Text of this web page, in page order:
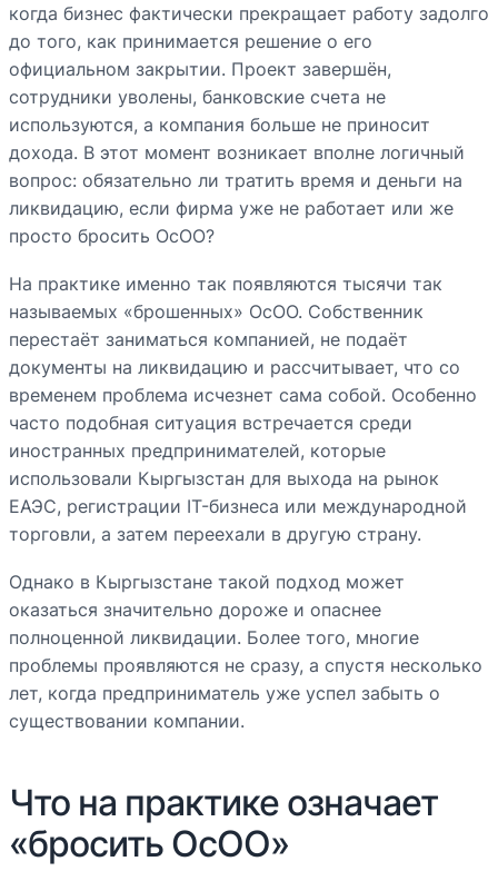
когда бизнес фактически прекращает работу задолго
до того, как принимается решение о его
официальном закрытии. Проект завершён,
сотрудники уволены, банковские счета не
используются, а компания больше не приносит
дохода. В этот момент возникает вполне логичный
вопрос: обязательно ли тратить время и деньги на
ликвидацию, если фирма уже не работает или же
просто бросить ОсОО?
На практике именно так появляются тысячи так
называемых «брошенных» ОсОО. Собственник
перестаёт заниматься компанией, не подаёт
документы на ликвидацию и рассчитывает, что со
временем проблема исчезнет сама собой. Особенно
часто подобная ситуация встречается среди
иностранных предпринимателей, которые
использовали Кыргызстан для выхода на рынок
ЕАЭС, регистрации IT-бизнеса или международной
торговли, а затем переехали в другую страну.
Однако в Кыргызстане такой подход может
оказаться значительно дороже и опаснее
полноценной ликвидации. Более того, многие
проблемы проявляются не сразу, а спустя несколько
лет, когда предприниматель уже успел забыть о
существовании компании.
Что на практике означает
«бросить ОсОО»